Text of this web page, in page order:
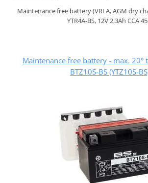
Maintenance free battery (VRLA, AGM dry
YTR4A-BS, 12V 2,3Ah CCA
Maintenance free battery - max. 20°
BTZ10S-BS (YTZ10S-